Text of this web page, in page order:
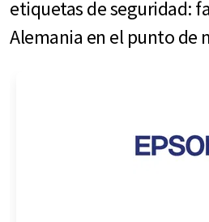
etiquetas de seguridad:
Alemania en el punto de